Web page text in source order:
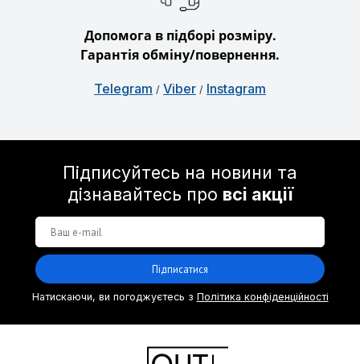
Допомога в підборі розміру.
Гарантія обміну/повернення.
Telegram / Viber / Instagram
Підписуйтесь на новини та
дізнавайтесь про всі акції
Підписатися
Натискаючи, ви погоджуєтесь з Політика конфіденційності